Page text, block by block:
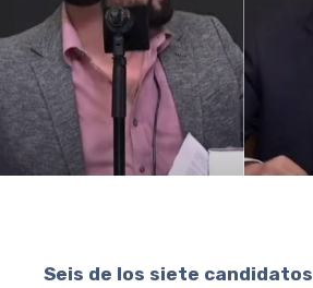
Seis de los siete candidatos